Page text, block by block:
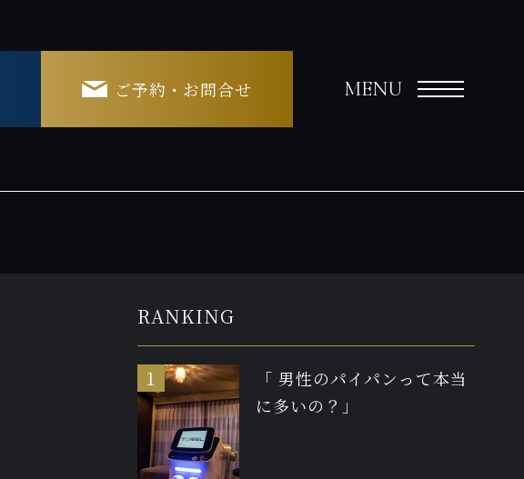
ご予約・お問合せ MENU
RANKING
「 男性のパイパンって本当
に多いの？」